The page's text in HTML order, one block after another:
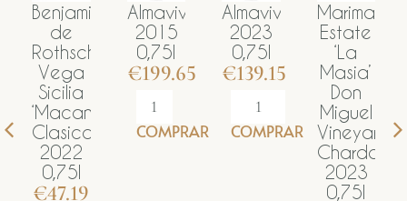
Almaviva
0,75l
€199.65
COMPRAR
Almaviva
2023
0,75l
€139.15
COMPRAR
Marimar
Estate
Masia’
Miguel
Vineyard
Chardonnay
2019
€